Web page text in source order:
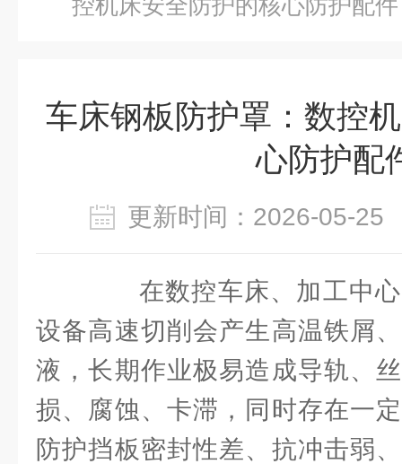
控机床安全防护的核心防护配件
车床钢板防护罩：数控
心防护配
更新时间：2026-05-
在数控车床、加工中心
设备高速切削会产生高温铁屑
液，长期作业极易造成导轨、
损、腐蚀、卡滞，同时存在一
防护挡板密封性差、抗冲击弱